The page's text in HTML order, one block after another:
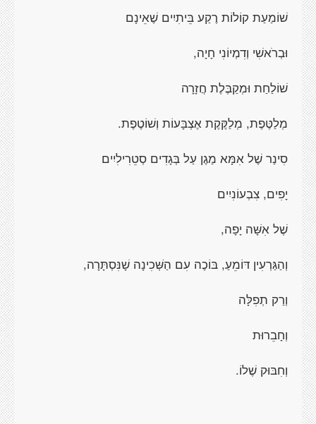
שׁוֹמַעַת קוֹלוֹת רֶקַע בֵּיתִיִים שֶׁאֵינָם
וּבְרֹאשִׁי וְדִמְיוֹנִי חָיָה,
שׁוֹלַחַת וּמְקַבֶּלֶת חֲזָרָה
מְלַטֶּפֶת, מְלַקֶּקֶת אֶצְבָּעוֹת וְשׁוֹטֶפֶת.
סִינַר שֶׁל אִמָּא מַגֶן עַל בְּגָדִים סְטֵרִילִיִים
יָפִים, צִבְעוֹנִיִים
שֶׁל אִשָּׁה יָפָה,
וְהַגַּרְעִין דּוֹמֵעַ, בּוֹכֶה עִם הַשְּׁכִינָה שָׁנִּסְתָּרָה,
וְרַק תְפִלָּה
וְחָבֵרוּת
וְחִבּוּק שֶׁלוֹ.